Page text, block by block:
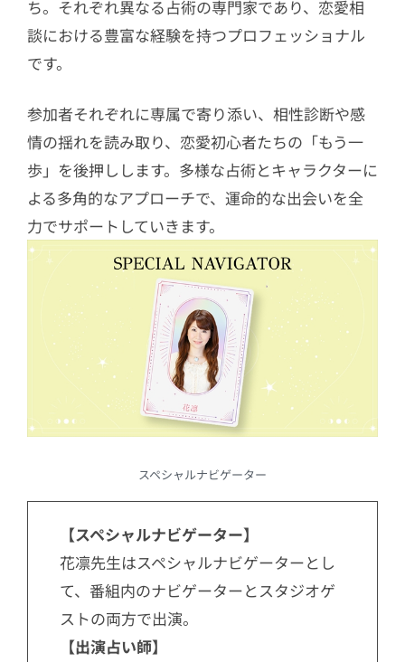
ち。それぞれ異なる占術の専門家であり、恋愛相
談における豊富な経験を持つプロフェッショナル
です。
参加者それぞれに専属で寄り添い、相性診断や感
情の揺れを読み取り、恋愛初心者たちの「もう一
歩」を後押しします。多様な占術とキャラクターに
よる多角的なアプローチで、運命的な出会いを全
力でサポートしていきます。
スペシャルナビゲーター
【スペシャルナビゲーター】
花凛先生はスペシャルナビゲーターとし
て、番組内のナビゲーターとスタジオゲ
ストの両方で出演。
【出演占い師】